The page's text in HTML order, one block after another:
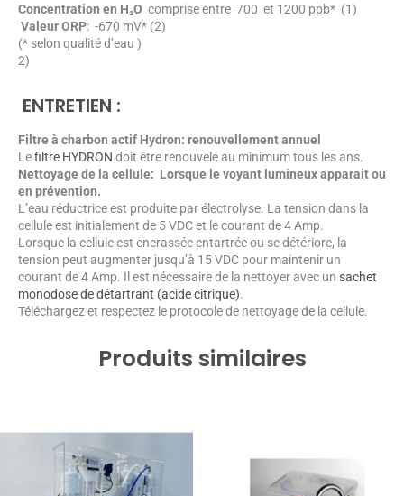
Concentration en H₂O comprise entre 700 et 1200 ppb* (1)
Valeur ORP: -670 mV* (2)
(* selon qualité d’eau )
2)
ENTRETIEN :
Filtre à charbon actif Hydron: renouvellementannuel
Lefiltre HYDRON doit être renouvelé au minimum tous les ans.
Nettoyage de la cellule: Lorsque le voyant lumineux apparait ou
en prévention.
L’eau réductrice est produite par électrolyse. La tension dans la
cellule est initialement de 5 VDC et le courant de 4 Amp.
Lorsque la cellule est encrassée entartrée ou se détériore, la
tension peut augmenter jusqu’à 15 VDC pour maintenir un
courant de 4 Amp. Il est nécessaire de la nettoyer avec un sachet
monodose de détartrant (acide citrique).
Téléchargez et respectez le protocole de nettoyage de la cellule.
Produits similaires